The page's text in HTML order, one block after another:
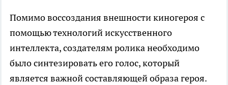
Помимо воссоздания внешности киногероя с
помощью технологий искусственного
интеллекта, создателям ролика необходимо
было синтезировать его голос, который
является важной составляющей образа героя.